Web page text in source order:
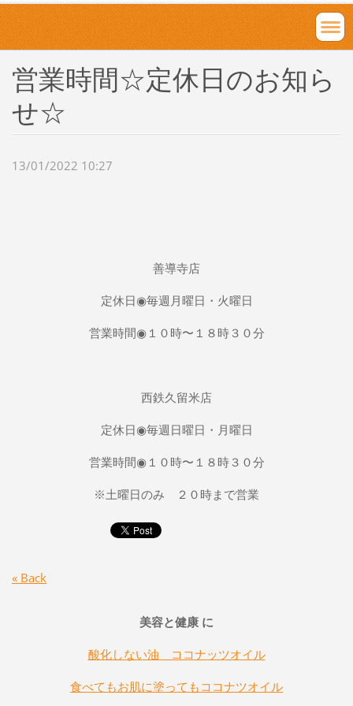
営業時間☆定休日のお知ら
せ☆
13/01/2022 10:27
善導寺店
定休日◉毎週月曜日・火曜日
営業時間◉１０時〜１８時３０分
西鉄久留米店
定休日◉毎週日曜日・月曜日
営業時間◉１０時〜１８時３０分
※土曜日のみ ２０時まで営業
« Back
美容と健康 に
酸化しない油 ココナッツオイル
食べてもお肌に塗ってもココナツオイル